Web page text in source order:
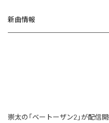
新曲情報
崇太の「ベートーザン2」が配信